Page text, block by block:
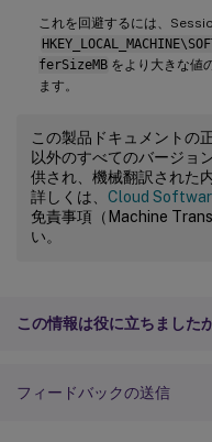
これを回避するには、
ferSizeMB をより大きな値
ます。
この製品ドキュメントの
以外のすべてのバージョ
供され、機械翻訳された
詳しくは、 Cloud
免責事項（Machine
い。
この情報は役に立ちました
フィードバックの送信